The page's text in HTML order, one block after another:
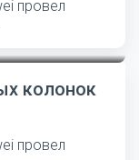
провел
колонок
провел